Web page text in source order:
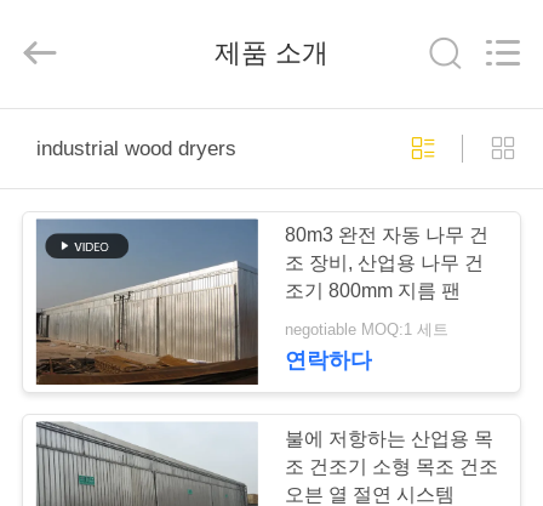
제
리
Hangzhou
Tech
Reserved.
제품 소개
industrial wood dryers
80m3 완전 자동 나무 건
조 장비, 산업용 나무 건
조기 800mm 지름 팬
negotiable MOQ:1 세트
연락하다
불에 저항하는 산업용 목
조 건조기 소형 목조 건조
오븐 열 절연 시스템